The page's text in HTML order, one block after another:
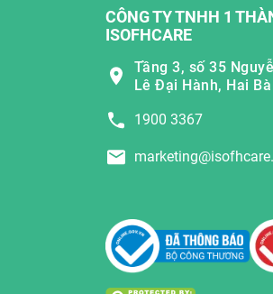
CÔNG TY TNHH 1
ISOFHCARE
Tầng 3, số 35
Lê Đại Hành, Hai
1900 3367